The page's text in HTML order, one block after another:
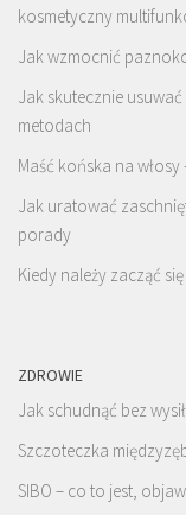
kosmetyczny
Jak wzmocnić
Jak skutecznie
metodach
Maść końska na
Jak uratować
porady
Kiedy należy zacząć
ZDROWIE
Jak schudnąć bez
Szczoteczka
SIBO – co to jest,